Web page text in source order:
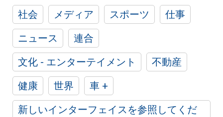
社会 メディア スポーツ
仕事
ニュース
連合
文化 - エンターテイメント
不動産
健康
世界
車 +
新しいインターフェイスを参照してくだ